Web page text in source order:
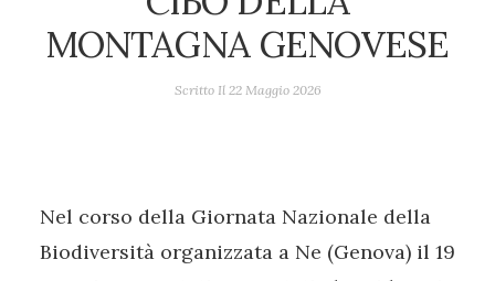
MONTAGNA GENOVESE
Scritto Il 22 Maggio 2026
Nel corso della Giornata Nazionale della
Biodiversità organizzata a Ne (Genova) il 19